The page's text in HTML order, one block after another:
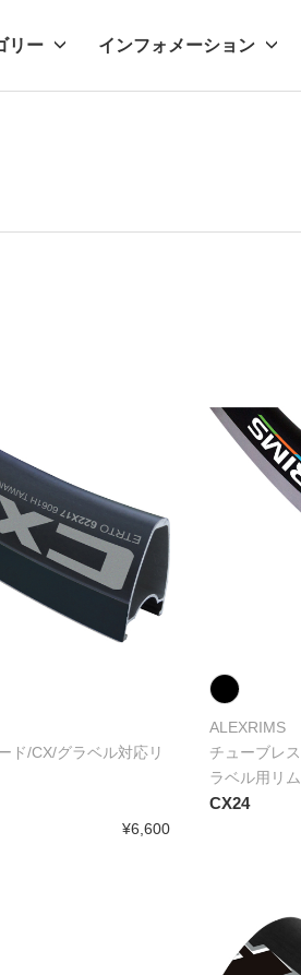
リー インフォメーション
ド/CX/グラベル対応リ
¥6,600
ALEXRIMS
チューブレ
ラベル用リム
CX24